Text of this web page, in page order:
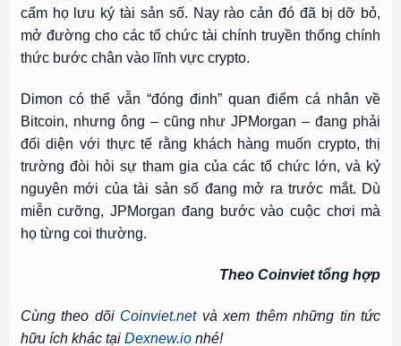
cấm họ lưu ký tài sản số. Nay rào cản đó đã bị dỡ bỏ,
mở đường cho các tổ chức tài chính truyền thống chính
thức bước chân vào lĩnh vực crypto.
Dimon có thể vẫn “đóng đinh” quan điểm cá nhân về
Bitcoin, nhưng ông – cũng như JPMorgan – đang phải
đối diện với thực tế rằng khách hàng muốn crypto, thị
trường đòi hỏi sự tham gia của các tổ chức lớn, và kỷ
nguyên mới của tài sản số đang mở ra trước mắt. Dù
miễn cưỡng, JPMorgan đang bước vào cuộc chơi mà
họ từng coi thường.
Theo Coinviet tổng hợp
Cùng theo dõi Coinviet.netvà xem thêm những tin tức
hữu ích khác tại Dexnew.ionhé!